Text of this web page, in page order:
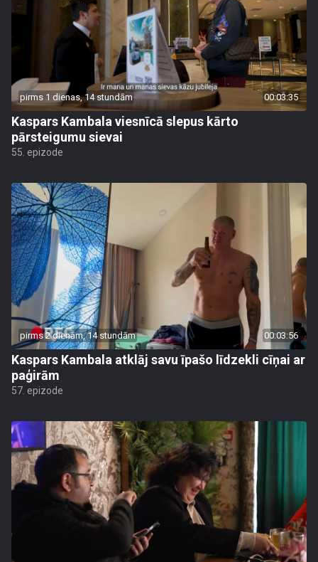
pirms 1 dienas, 14 stundām 00:03:35
Kaspars Kambala viesnīcā slepus kārto
pārsteigumu sievai
55. epizode
pirms 2 dienām, 14 stundām 00:03:56
Kaspars Kambala atklāj savu īpašo līdzekli cīņai ar
paģirām
57. epizode